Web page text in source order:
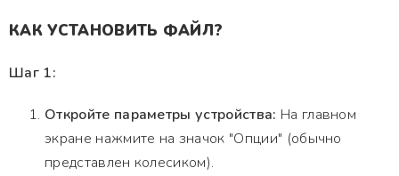
КАК УСТАНОВИТЬ ФАЙЛ?
Шаг 1:
Откройте параметры устройства: На главном
экране нажмите на значок "Опции" (обычно
представлен колесиком).